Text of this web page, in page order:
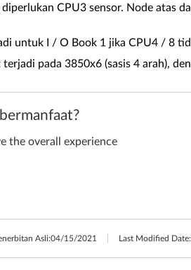
CPU3 sensor. Node atas
untuk I / O Book 1 jika CPU4 / 8
terjadi pada 3850x6 (sasis 4 arah),
the overall experience
Asli:04/15/2021 Last Modified Date: